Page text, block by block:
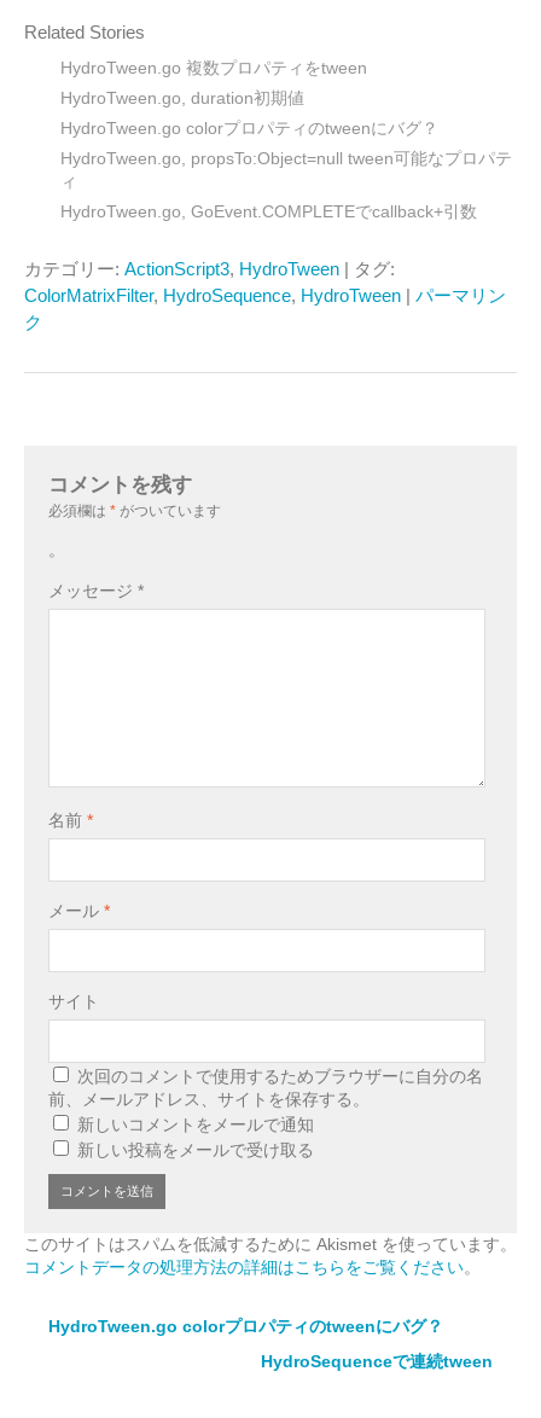
Related Stories
HydroTween.go 複数プロパティをtween
HydroTween.go, duration初期値
HydroTween.go colorプロパティのtweenにバグ？
HydroTween.go, propsTo:Object=null tween可能なプロパテ
ィ
HydroTween.go, GoEvent.COMPLETEでcallback+引数
カテゴリー: ActionScript3, HydroTween | タグ:
ColorMatrixFilter, HydroSequence, HydroTween | パーマリン
ク
コメントを残す
必須欄は * がついています
。
メッセージ *
名前 *
メール *
サイト
次回のコメントで使用するためブラウザーに自分の名
前、メールアドレス、サイトを保存する。
新しいコメントをメールで通知
新しい投稿をメールで受け取る
このサイトはスパムを低減するために Akismet を使っています。
コメントデータの処理方法の詳細はこちらをご覧ください。
HydroTween.go colorプロパティのtweenにバグ？
HydroSequenceで連続tween